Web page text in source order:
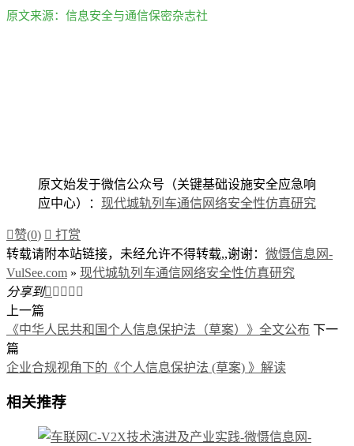
原文来源：信息安全与通信保密杂志社
原文始发于微信公众号（关键基础设施安全应急响
应中心）： 现代城轨列车通信网络安全性仿真研究
赞(0)  打赏
转载请附本站链接，未经允许不得转载,,谢谢： 微慑信息网-
VulSee.com » 现代城轨列车通信网络安全性仿真研究
分享到    
上一篇
《中华人民共和国个人信息保护法（草案）》全文公布 下一
篇
企业合规视角下的《个人信息保护法 (草案) 》解读
相关推荐